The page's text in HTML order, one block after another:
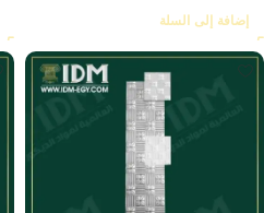
إضافة إلى السلة